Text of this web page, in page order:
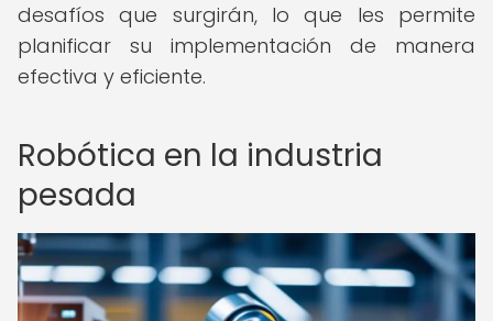
desafíos que surgirán, lo que les permite
planificar su implementación de manera
efectiva y eficiente.
Robótica en la industria
pesada